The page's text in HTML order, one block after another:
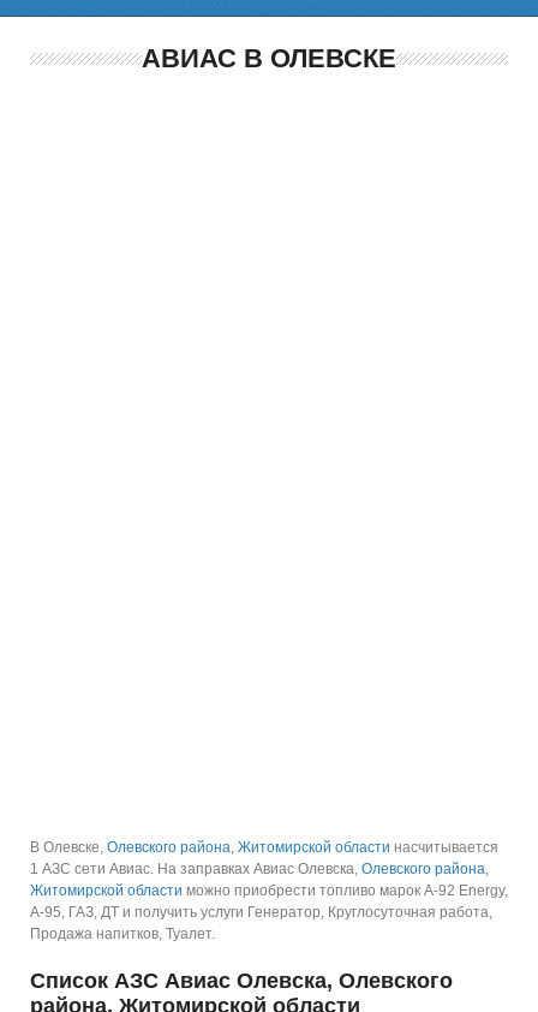
АВИАС В ОЛЕВСКЕ
В Олевске, Олевского района, Житомирской области насчитывается
1 АЗС сети Авиас. На заправках Авиас Олевска, Олевского района,
Житомирской области можно приобрести топливо марок А-92 Energy,
А-95, ГАЗ, ДТ и получить услуги Генератор, Круглосуточная работа,
Продажа напитков, Туалет.
Список АЗС Авиас Олевска, Олевского
района, Житомирской области